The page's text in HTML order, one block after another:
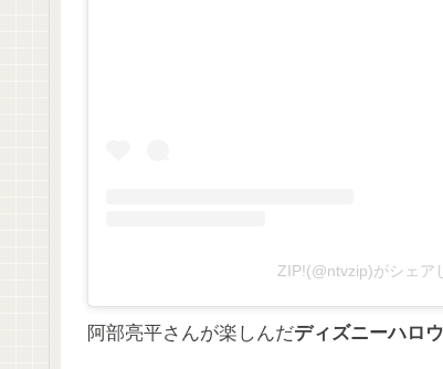
ZIP!(@ntvzip)がシェア
阿部亮平さんが楽しんだディズニーハロ